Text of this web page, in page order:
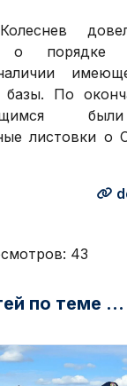
о порядке
базы. По
листовки о
43
по теме ...